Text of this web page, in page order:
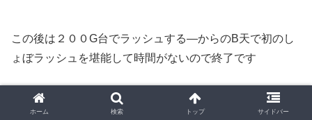
この後は２００G台でラッシュする―からのB天で初のし
ょぼラッシュを堪能して時間がないので終了です
ホーム 検索 トップ サイドバー